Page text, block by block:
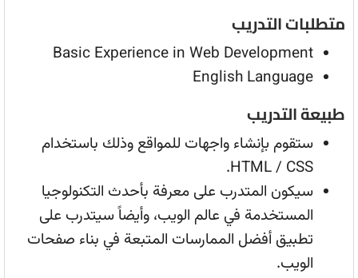
متطلبات التدريب
Basic Experience in Web Development
English Language
طبيعة التدريب
ستقوم بإنشاء واجهات للمواقع وذلك باستخدام
HTML / CSS.
سيكون المتدرب على معرفة بأحدث التكنولوجيا
المستخدمة في عالم الويب، وأيضاً سيتدرب على
تطبيق أفضل الممارسات المتبعة في بناء صفحات
الويب.